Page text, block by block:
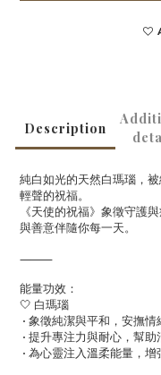
Description
純白如光的天然白瑪瑙，
輕聲的祝福。
《天使的祝福》象徵守護
與善意伴隨你每一天。
⸻
能量功效：
🤍 白瑪瑙
• 象徵純潔與平和，安撫
• 提升專注力與耐心，幫
• 為心靈注入溫柔能量，